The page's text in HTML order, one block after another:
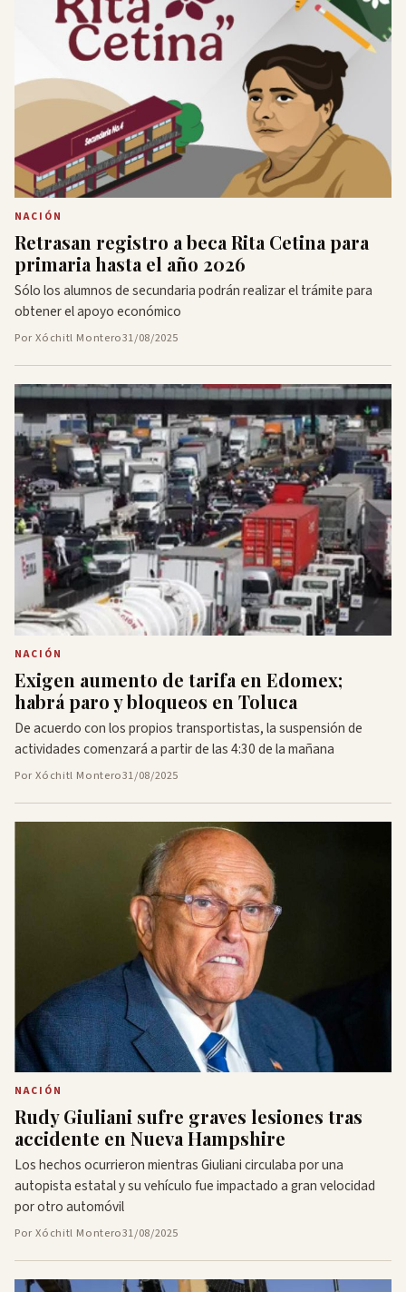
NACIÓN
Retrasan registro a beca Rita Cetina para
primaria hasta el año 2026
Sólo los alumnos de secundaria podrán realizar el trámite para
obtener el apoyo económico
Por Xóchitl Montero31/08/2025
NACIÓN
Exigen aumento de tarifa en Edomex;
habrá paro y bloqueos en Toluca
De acuerdo con los propios transportistas, la suspensión de
actividades comenzará a partir de las 4:30 de la mañana
Por Xóchitl Montero31/08/2025
NACIÓN
Rudy Giuliani sufre graves lesiones tras
accidente en Nueva Hampshire
Los hechos ocurrieron mientras Giuliani circulaba por una
autopista estatal y su vehículo fue impactado a gran velocidad
por otro automóvil
Por Xóchitl Montero31/08/2025